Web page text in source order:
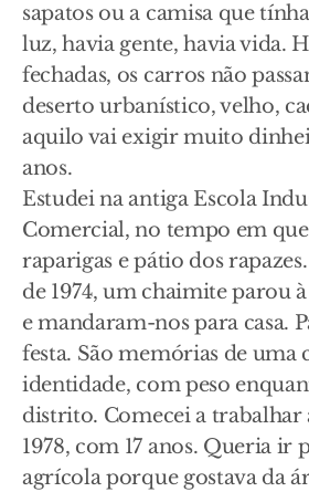
sapatos ou a camisa que
luz, havia gente, havia vida.
fechadas, os carros não
deserto urbanístico, velho,
aquilo vai exigir muito
anos.
Estudei na antiga Escola
Comercial, no tempo em
raparigas e pátio dos
de 1974, um chaimite parou
e mandaram-nos para casa.
festa. São memórias de uma
identidade, com peso
distrito. Comecei a trabalhar
1978, com 17 anos. Queria ir
agrícola porque gostava da